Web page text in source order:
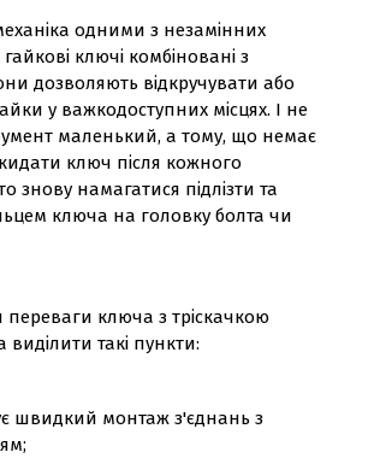
одними з незамінних
гайкові ключі комбіновані з
дозволяють відкручувати або
у важкодоступних місцях. І не
маленький, а тому, що немає
ключ після кожного
знову намагатися підлізти та
ключа на головку болта чи
ключа з тріскачкою
виділити такі пункти:
швидкий монтаж з'єднань з